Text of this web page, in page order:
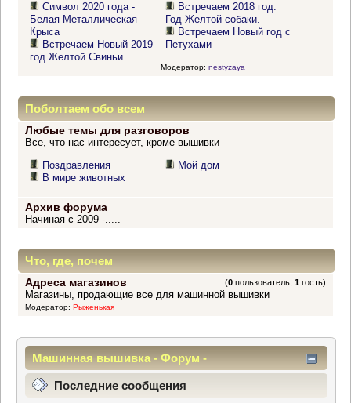
Символ 2020 года -
Белая Металлическая
Крыса
Встречаем Новый 2019
год Желтой Свиньи
Встречаем 2018 год.
Год Желтой собаки.
Встречаем Новый год с
Петухами
Модератор: nestyzaya
Поболтаем обо всем
Любые темы для разговоров
Все, что нас интересует, кроме вышивки
Поздравления
В мире животных
Мой дом
Архив форума
Начиная с 2009 -.....
Что, где, почем
Адреса магазинов (0 пользователь,1 гость)
Магазины, продающие все для машинной вышивки
Модератор: Рыженькая
Машинная вышивка - Форум -
Информационный центр
Последние сообщения